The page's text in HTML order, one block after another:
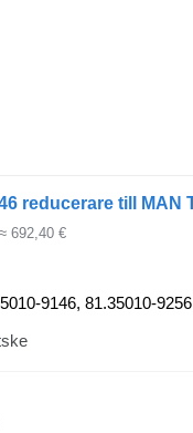
≈ 692,40 €
9146, 81.35010-9256